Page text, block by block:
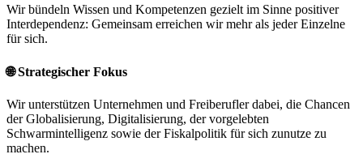
Wir bündeln Wissen und Kompetenzen gezielt im Sinne positiver
Interdependenz: Gemeinsam erreichen wir mehr als jeder Einzelne
für sich.
🌐 Strategischer Fokus
Wir unterstützen Unternehmen und Freiberufler dabei, die Chancen
der Globalisierung, Digitalisierung, der vorgelebten
Schwarmintelligenz sowie der Fiskalpolitik für sich zunutze zu
machen.